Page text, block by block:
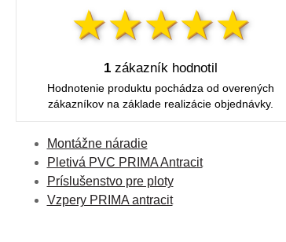
1 zákazník hodnotil
Hodnotenie produktu pochádza od overených
zákazníkov na základe realizácie objednávky.
Montážne náradie
Pletivá PVC PRIMA Antracit
Príslušenstvo pre ploty
Vzpery PRIMA antracit